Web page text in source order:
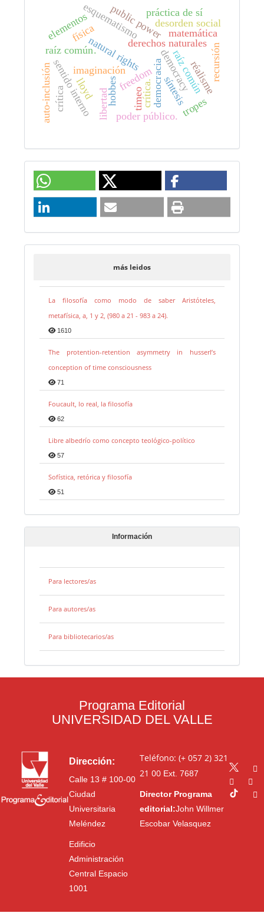
democracy
democracia
freedom
derechos naturales
hobbes
libertad
natural rights
poder público.
public power
imaginación
raíz común.
síntesis
sentido interno
esquematismo
raíz común
lloyd
desorden social
timeo
matemática
física
elementos
tropes
réalisme
recursión
auto-inclusión crítica.
práctica de sí
crítica
más leidos
La filosofía como modo de saber Aristóteles,
metafísica, a, 1 y 2, (980 a 21 - 983 a 24).
1610
The protention-retention asymmetry in husserl’s
conception of time consciousness
71
Foucault, lo real, la filosofía
62
Libre albedrío como concepto teológico-político
57
Sofística, retórica y filosofía
51
Información
Para lectores/as
Para autores/as
Para bibliotecarios/as
Programa Editorial
UNIVERSIDAD DEL VALLE
Dirección:
Calle 13 # 100-00
Ciudad
Universitaria
Meléndez
Edificio
Administración
Central Espacio
1001
Teléfono: (+ 057 2) 321
21 00Ext. 7687
Director Programa
editorial:John Willmer
Escobar Velasquez